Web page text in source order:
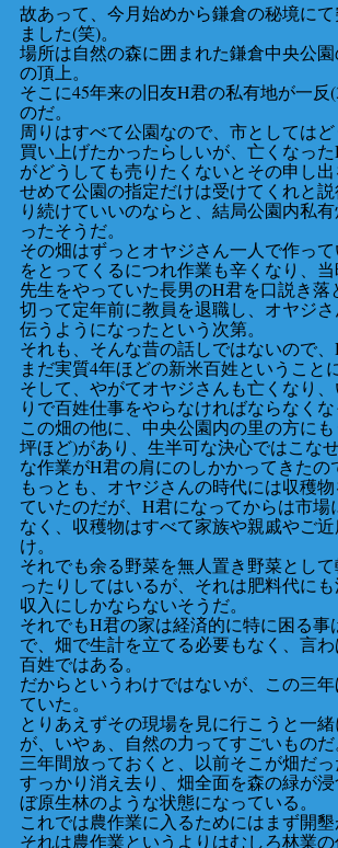
故あって、今月始めから鎌倉の秘境に
ました(笑)。
場所は自然の森に囲まれた鎌倉中央公
の頂上。
そこに45年来の旧友H君の私有地が一反
のだ。
周りはすべて公園なので、市としては
買い上げたかったらしいが、亡くなっ
がどうしても売りたくないとその申し
せめて公園の指定だけは受けてくれと
り続けていいのならと、結局公園内私
ったそうだ。
その畑はずっとオヤジさん一人で作っ
をとってくるにつれ作業も辛くなり、
先生をやっていた長男のH君を口説き落
切って定年前に教員を退職し、オヤジ
伝うようになったという次第。
それも、そんな昔の話しではないので
まだ実質4年ほどの新米百姓ということ
そして、やがてオヤジさんも亡くなり
りで百姓仕事をやらなければならなくな
この畑の他に、中央公園内の里の方に
坪ほど)があり、生半可な決心ではこな
な作業がH君の肩にのしかかってきたの
もっとも、オヤジさんの時代には収穫
ていたのだが、H君になってからは市場
なく、収穫物はすべて家族や親戚やご
け。
それでも余る野菜を無人置き野菜とし
ったりしてはいるが、それは肥料代に
収入にしかならないそうだ。
それでもH君の家は経済的に特に困る事
で、畑で生計を立てる必要もなく、言
百姓ではある。
だからというわけではないが、この三
ていた。
とりあえずその現場を見に行こうと一
が、いやぁ、自然の力ってすごいものだ
三年間放っておくと、以前そこが畑だ
すっかり消え去り、畑全面を森の緑が
ぼ原生林のような状態になっている。
これでは農作業に入るためにはまず開墾
それは農作業というよりはむしろ林業の